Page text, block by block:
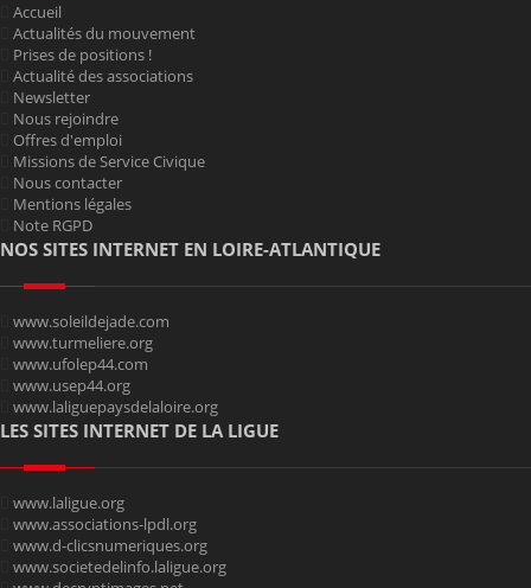
Accueil
Actualités du mouvement
Prises de positions !
Actualité des associations
Newsletter
Nous rejoindre
Offres d'emploi
Missions de Service Civique
Nous contacter
Mentions légales
Note RGPD
NOS SITES INTERNET EN LOIRE-ATLANTIQUE
www.soleildejade.com
www.turmeliere.org
www.ufolep44.com
www.usep44.org
www.laliguepaysdelaloire.org
LES SITES INTERNET DE LA LIGUE
www.laligue.org
www.associations-lpdl.org
www.d-clicsnumeriques.org
www.societedelinfo.laligue.org